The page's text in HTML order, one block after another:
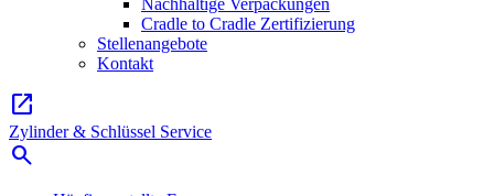
Nachhaltige Verpackungen
Cradle to Cradle Zertifizierung
Stellenangebote
Kontakt
open_in_new
Zylinder & Schlüssel Service
search